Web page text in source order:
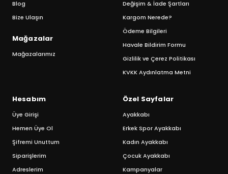
Blog
Bize Ulaşın
Mağazalar
Mağazalarımız
Değişim & İade Şartları
Kargom Nerede?
Ödeme Bilgileri
Havale Bildirim Formu
Gizlilik ve Çerez Politikası
KVKK Aydınlatma Metni
Hesabım
Üye Girişi
Hemen Üye Ol
Şifremi Unuttum
Siparişlerim
Adreslerim
Özel Sayfalar
Ayakkabı
Erkek Spor Ayakkabı
Kadın Ayakkabı
Çocuk Ayakkabı
Kampanyalar